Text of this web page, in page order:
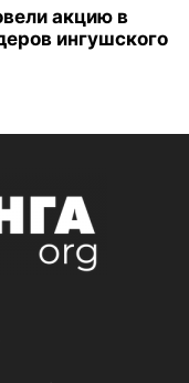
акцию в
ингушского